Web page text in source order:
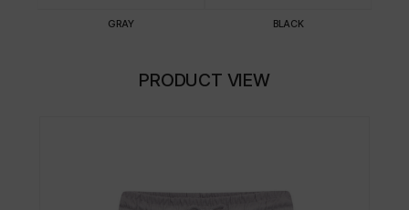
GRAY BLACK
PRODUCT VIEW